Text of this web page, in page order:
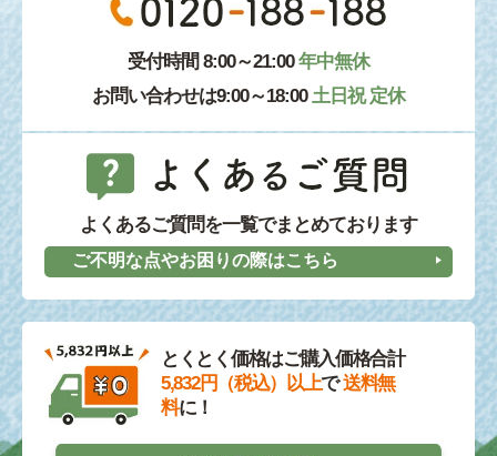
受付時間 8:00～21:00年中無休
お問い合わせは9:00～18:00 土日祝 定休
よくあるご質問を一覧でまとめております
ご不明な点やお困りの際はこちら
とくとく価格はご購入価格合計
5,832円（税込）以上で送料無
料に！